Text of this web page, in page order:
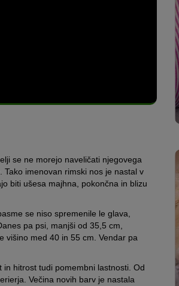
se ne morejo naveličati njegovega
imenovan rimski nos je nastal v
biti ušesa majhna, pokončna in blizu
se niso spremenile le glava,
pa psi, manjši od 35,5 cm,
višino med 40 in 55 cm. Vendar pa
hitrost tudi pomembni lastnosti. Od
Večina novih barv je nastala